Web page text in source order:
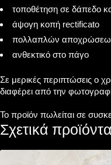
τοποθέτηση σε δάπεδο
άψογη κοπή rectificato
πολλαπλών
ανθεκτικό στο πάγο
Σε μερικές περιπτώσεις ο
διαφέρει από την
Το προϊόν πωλείται σε
Σχετικά προϊόντα